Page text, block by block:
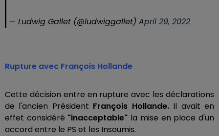
— Ludwig Gallet (@ludwiggallet) April 29, 2022
Rupture avec François Hollande
Cette décision entre en rupture avec les déclarations
de l'ancien Président François Hollande.Il avait en
effet considéré "inacceptable" la mise en place d'un
accord entre le PS et les Insoumis.